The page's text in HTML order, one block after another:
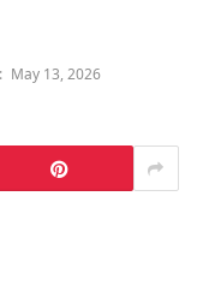
May 13, 2026